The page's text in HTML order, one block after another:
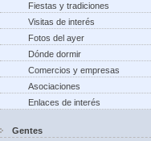
Fiestas y tradiciones
Visitas de interés
Fotos del ayer
Dónde dormir
Comercios y empresas
Asociaciones
Enlaces de interés
Gentes